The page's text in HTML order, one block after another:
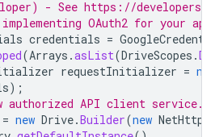
- See https://
OAuth2 for your
credentials =
(Arrays .asList(DriveScopes .
requestInitializer = new
);
authorized API client service.
= new Drive.Builder(new